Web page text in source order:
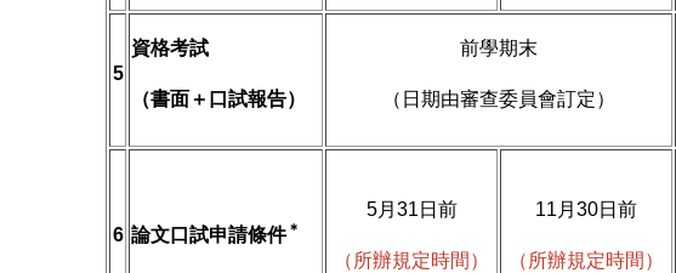
5
資格考試
（書面＋口試報告）
前學期末
（日期由審查委員會訂定）
6 論文口試申請條件 ＊
5月31日前
（所辦規定時間）
11月30日前
（所辦規定時間）